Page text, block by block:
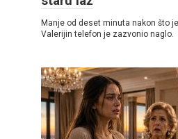
Manje od deset minuta nakon što
Valerijin telefon je zazvonio naglo.